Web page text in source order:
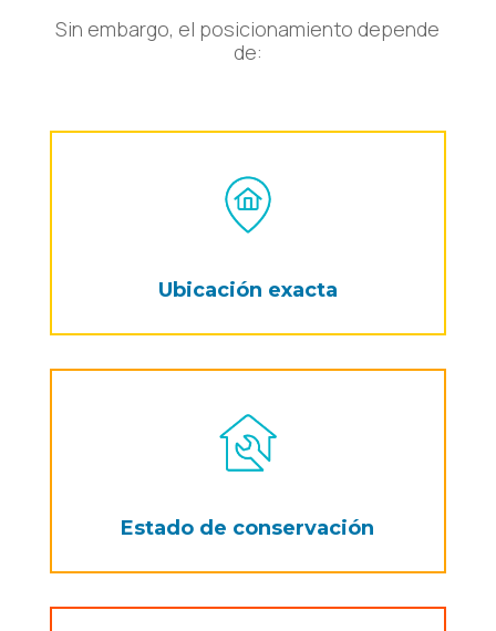
Sin embargo, el posicionamiento depende
de:
Ubicación exacta
Estado de conservación